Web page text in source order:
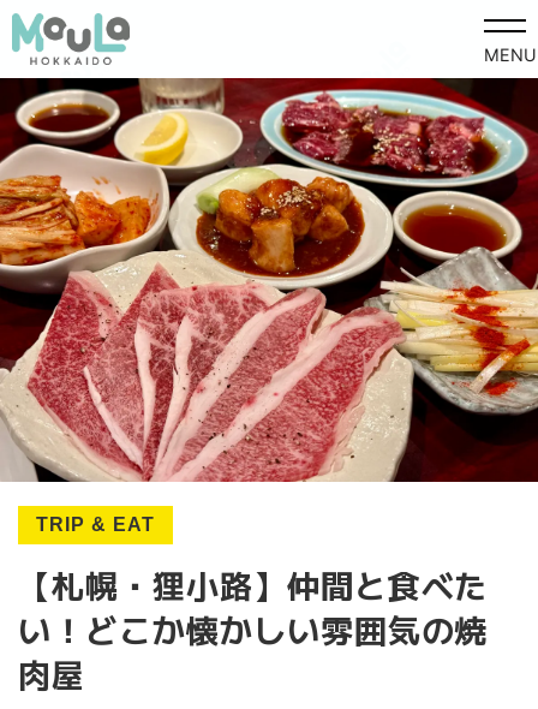
MENU
TRIP & EAT
【札幌・狸小路】仲間と食べた
い！どこか懐かしい雰囲気の焼
肉屋